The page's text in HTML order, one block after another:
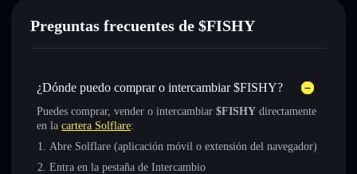
Preguntas frecuentes de $FISHY
¿Dónde puedo comprar o intercambiar $FISHY?
Puedes comprar, vender o intercambiar $FISHY directamente
en la cartera Solflare:
Abre Solflare (aplicación móvil o extensión del navegador)
Entra en la pestaña de Intercambio